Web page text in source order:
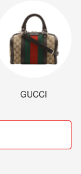
GUCCI